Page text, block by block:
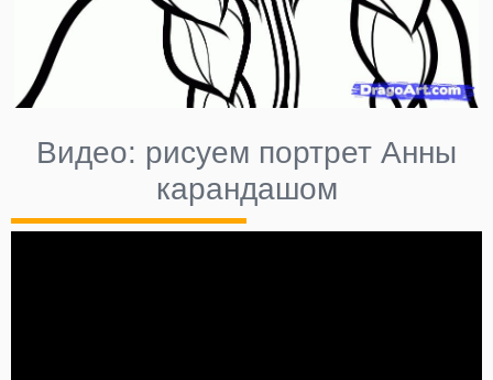
Видео: рисуем портрет Анны
карандашом